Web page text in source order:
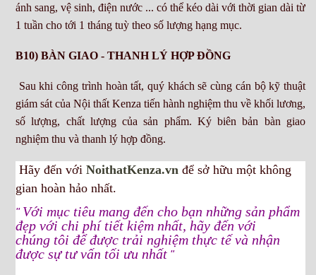
ánh sang, vệ sinh, điện nước ... có thể kéo dài với thời gian dài từ
1 tuần cho tới 1 tháng tuỳ theo số lượng hạng mục.
B10) BÀN GIAO - THANH LÝ HỢP ĐỒNG
Sau khi công trình hoàn tất, quý khách sẽ cùng cán bộ kỹ thuật
giám sát của Nội thất Kenza tiến hành nghiệm thu về khối lương,
số lượng, chất lượng của sản phẩm. Ký biên bản bàn giao
nghiệm thu và thanh lý hợp đồng.
Hãy đến với NoithatKenza.vn để sở hữu một không
gian hoàn hảo nhất.
" Với mục tiêu mang đến cho bạn những sản phẩm
đẹp với chi phí tiết kiệm nhất, hãy đến với
chúng tôi để được trải nghiệm thực tế và nhận
được sự tư vấn tối ưu nhất "